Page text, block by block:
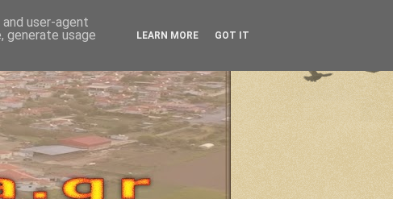
user-agent
generate usage
LEARN MORE GOT IT